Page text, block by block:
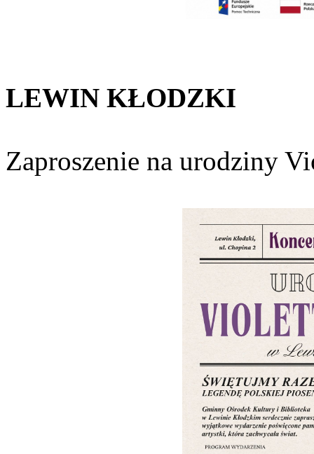
LEWIN KŁODZKI
Zaproszenie na urodziny